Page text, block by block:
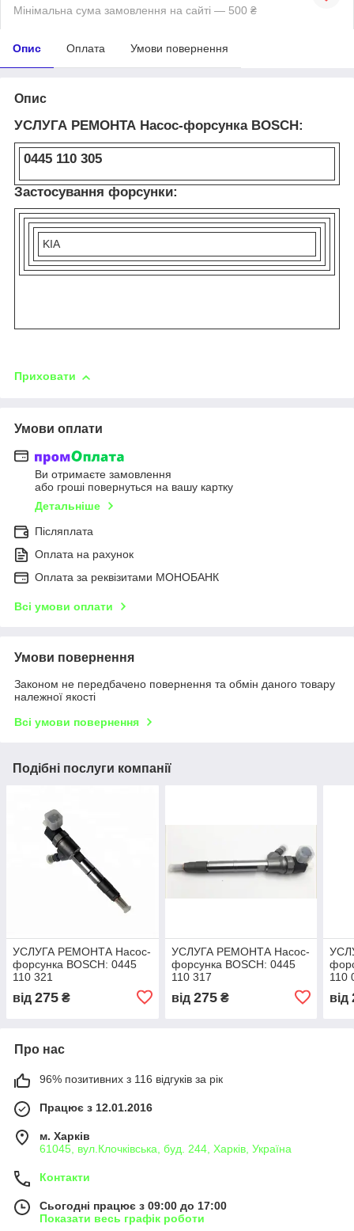
Мінімальна сума замовлення на сайті — 500 ₴
Опис Оплата Умови повернення
Опис
УСЛУГА РЕМОНТА Насос-форсунка BOSCH:
0445 110 305
Застосування форсунки:
KIA
Приховати
Умови оплати
Ви отримаєте замовлення
або гроші повернуться на вашу картку
Детальніше
Післяплата
Оплата на рахунок
Оплата за реквізитами МОНОБАНК
Всі умови оплати
Умови повернення
Законом не передбачено повернення та обмін даного товару
належної якості
Всі умови повернення
Подібні послуги компанії
УСЛУГА РЕМОНТА Насос-
форсунка BOSCH: 0445
110 321
від 275 ₴
УСЛУГА РЕМОНТА Насос-
форсунка BOSCH: 0445
110 317
від 275₴
110
від
Про нас
96% позитивних з 116 відгуків за рік
Працює з 12.01.2016
м. Харків
61045, вул.Клочківська, буд. 244, Харків, Україна
Контакти
Сьогодні працює з 09:00 до 17:00
Показати весь графік роботи